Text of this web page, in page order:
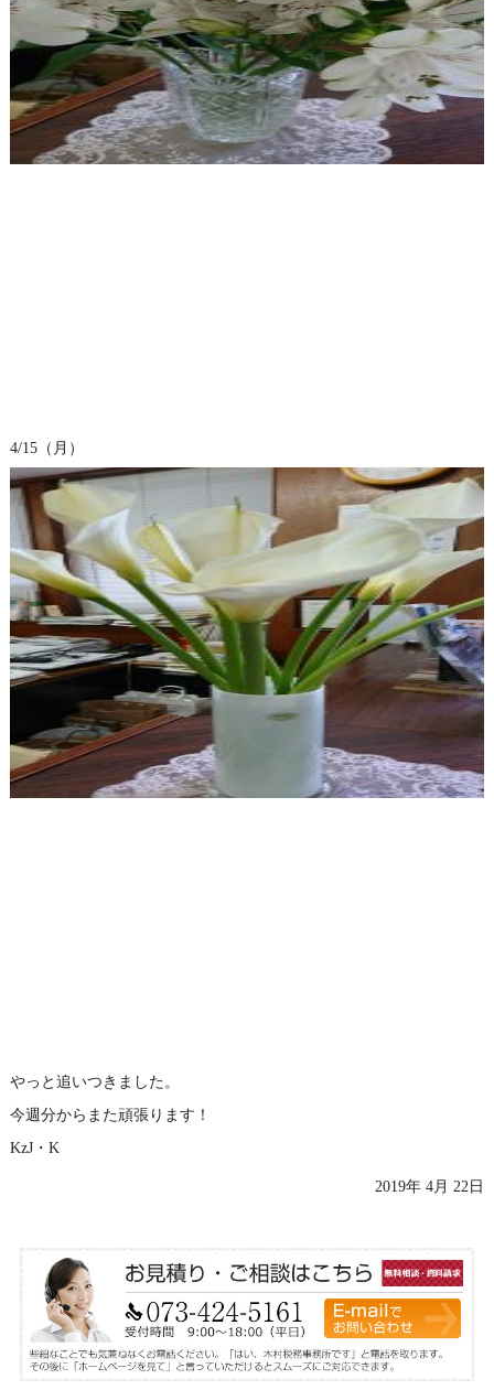
4/15（月）
やっと追いつきました。
今週分からまた頑張ります！
KzJ・K
2019年 4月 22日